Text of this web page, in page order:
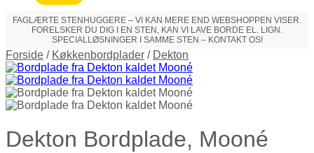
FAGLÆRTE STENHUGGERE – VI KAN MERE END WEBSHOPPEN VISER.
FORELSKER DU DIG I EN STEN, KAN VI LAVE BORDE EL. LIGN.
SPECIALLØSNINGER I SAMME STEN – KONTAKT OS!
Forside / Køkkenbordplader / Dekton
Dekton Bordplade, Mooné